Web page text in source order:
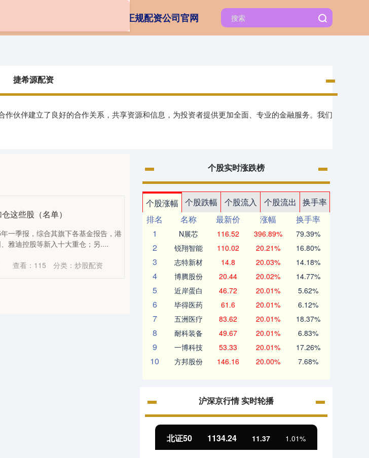
正规配资公司官网
捷希源配资
伙伴建立了良好的合作关系，共享资源和信息，为投资者提供更加全面、专业的金融服务。我们
这些股（名单）
一季报，综合其旗下各基金报告，港
雅迪控股等新入十大重仓；另....
查看： 115 分类： 炒股配资
个股实时涨跌榜
个股涨幅 个股跌幅 个股流入 个股流出
换手率
排名
名称 最新价 涨幅
换手率
1
N展芯 116.52 396.89% 79.39%
2 锐翔智能 110.02 20.21% 16.80%
3 志特新材 14.8 20.03% 14.18%
4 博腾股份 20.44 20.02% 14.77%
5 近岸蛋白 46.72 20.01% 5.62%
6 毕得医药 61.6 20.01% 6.12%
7 五洲医疗 83.62 20.01% 18.37%
8 耐科装备 49.67 20.01% 6.83%
9 一博科技 53.33 20.01% 17.26%
10 方邦股份 146.16 20.00% 7.68%
沪深京行情 实时轮播
北证50 1134.24 11.37 1.01%